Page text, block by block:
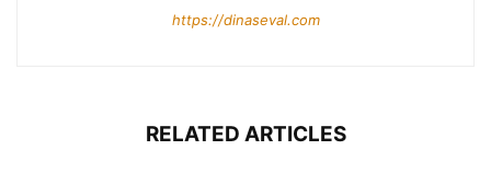
https://dinaseval.com
RELATED ARTICLES